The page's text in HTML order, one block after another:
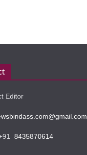
Editor
8435870614